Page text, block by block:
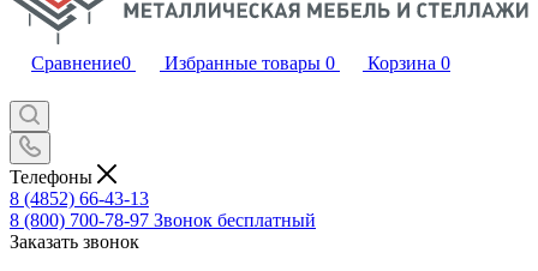
Сравнение0 Избранные товары 0 Корзина 0
Телефоны
8 (4852) 66-43-13
8 (800) 700-78-97 Звонок бесплатный
Заказать звонок